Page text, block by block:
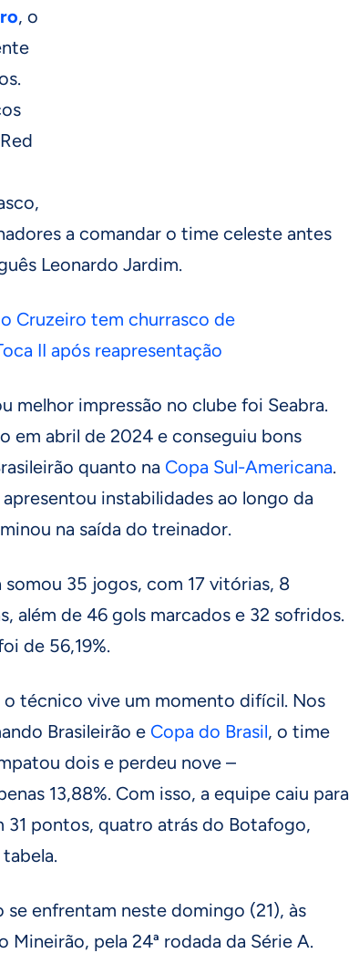
, o
a comandar o time celeste antes
Leonardo Jardim.
Cruzeiro tem churrasco de
II após reapresentação
melhor impressão no clube foi Seabra.
em abril de 2024 e conseguiu bons
quanto na Copa Sul-Americana.
instabilidades ao longo da
na saída do treinador.
somou 35 jogos, com 17 vitórias, 8
além de 46 gols marcados e 32 sofridos.
de 56,19%.
técnico vive um momento difícil. Nos
Brasileirão e Copa do Brasil, o time
dois e perdeu nove –
13,88%. Com isso, a equipe caiu para
31 pontos, quatro atrás do Botafogo,
se enfrentam neste domingo (21), às
Mineirão, pela 24ª rodada da Série A.